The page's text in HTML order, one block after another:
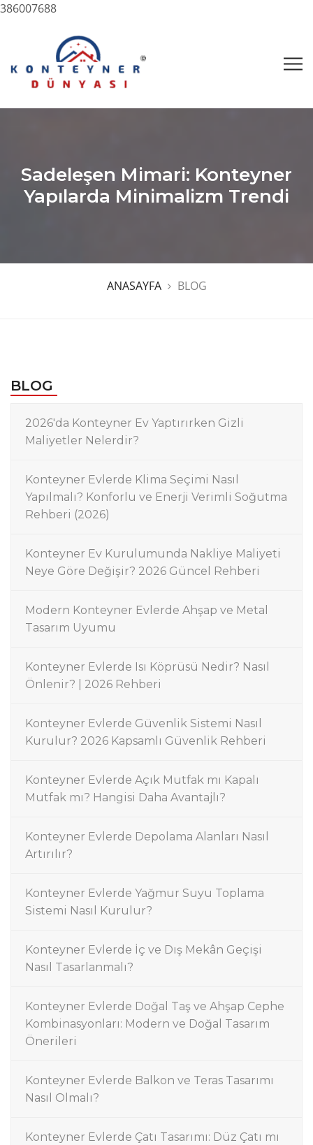
386007688
Sadeleşen Mimari: Konteyner
Yapılarda Minimalizm Trendi
ANASAYFA BLOG
BLOG
2026'da Konteyner Ev Yaptırırken Gizli
Maliyetler Nelerdir?
Konteyner Evlerde Klima Seçimi Nasıl
Yapılmalı? Konforlu ve Enerji Verimli Soğutma
Rehberi (2026)
Konteyner Ev Kurulumunda Nakliye Maliyeti
Neye Göre Değişir? 2026 Güncel Rehberi
Modern Konteyner Evlerde Ahşap ve Metal
Tasarım Uyumu
Konteyner Evlerde Isı Köprüsü Nedir? Nasıl
Önlenir? | 2026 Rehberi
Konteyner Evlerde Güvenlik Sistemi Nasıl
Kurulur? 2026 Kapsamlı Güvenlik Rehberi
Konteyner Evlerde Açık Mutfak mı Kapalı
Mutfak mı? Hangisi Daha Avantajlı?
Konteyner Evlerde Depolama Alanları Nasıl
Artırılır?
Konteyner Evlerde Yağmur Suyu Toplama
Sistemi Nasıl Kurulur?
Konteyner Evlerde İç ve Dış Mekân Geçişi
Nasıl Tasarlanmalı?
Konteyner Evlerde Doğal Taş ve Ahşap Cephe
Kombinasyonları: Modern ve Doğal Tasarım
Önerileri
Konteyner Evlerde Balkon ve Teras Tasarımı
Nasıl Olmalı?
Konteyner Evlerde Çatı Tasarımı: Düz Çatı mı